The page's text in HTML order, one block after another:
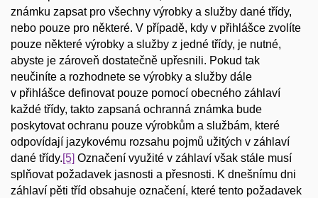
známku zapsat pro všechny výrobky a služby dané třídy,
nebo pouze pro některé. V případě, kdy v přihlášce zvolíte
pouze některé výrobky a služby z jedné třídy, je nutné,
abyste je zároveň dostatečně upřesnili. Pokud tak
neučiníte a rozhodnete se výrobky a služby dále
v přihlášce definovat pouze pomocí obecného záhlaví
každé třídy, takto zapsaná ochranná známka bude
poskytovat ochranu pouze výrobkům a službám, které
odpovídají jazykovému rozsahu pojmů užitých v záhlaví
dané třídy.[5] Označení využité v záhlaví však stále musí
splňovat požadavek jasnosti a přesnosti. K dnešnímu dni
záhlaví pěti tříd obsahuje označení, které tento požadavek